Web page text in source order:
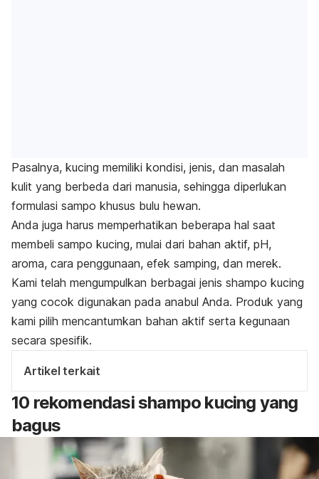
Pasalnya, kucing memiliki kondisi, jenis, dan masalah
kulit yang berbeda dari manusia, sehingga diperlukan
formulasi sampo khusus bulu hewan.
Anda juga harus memperhatikan beberapa hal saat
membeli sampo kucing, mulai dari bahan aktif, pH,
aroma, cara penggunaan, efek samping, dan merek.
Kami telah mengumpulkan berbagai jenis shampo kucing
yang cocok digunakan pada anabul Anda. Produk yang
kami pilih mencantumkan bahan aktif serta kegunaan
secara spesifik.
Artikel terkait
10 rekomendasishampo kucing yang
bagus